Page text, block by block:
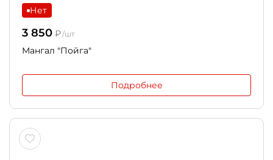
Нет
3 850 ₽/шт
Мангал "Пойга"
Подробнее